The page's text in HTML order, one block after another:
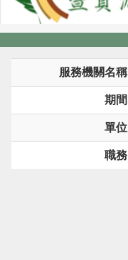
系所成員
服務機關名稱
期間
單位
職務